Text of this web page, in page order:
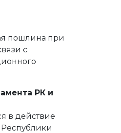
пошлина при
с
РК и
в действие
Республики